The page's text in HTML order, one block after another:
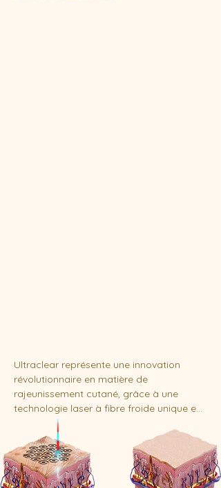
Ultraclear représente une innovation
révolutionnaire en matière de
rajeunissement cutané, grâce à une
technologie laser à fibre froide unique en
son genre qui permet d'inverser les signes
du vieillissement tout en traitant plusieurs
affections cutanées en un seul traitement.
Les technologies révolutionnaires
3DMIRACL et 3DIntelliPulse allient des